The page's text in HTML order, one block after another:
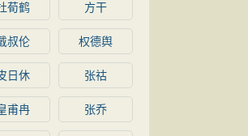
荀鹤 方干
叔伦 权德舆
日休 张祜
甫冉 张乔